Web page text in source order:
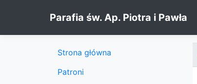
Parafia św. Ap. Piotra i Pawła
Strona główna
Patroni